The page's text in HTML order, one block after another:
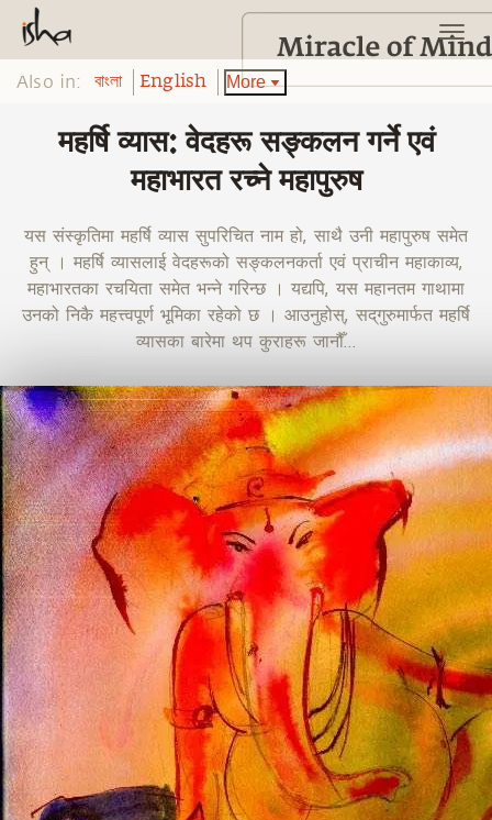
Also in: বাংলা English More
महर्षि व्यास: वेदहरू सङ्कलन गर्ने एवं
महाभारत रच्ने महापुरुष
यस संस्कृतिमा महर्षि व्यास सुपरिचित नाम हो, साथै उनी महापुरुष समेत
हुन् । महर्षि व्यासलाई वेदहरूको सङ्कलनकर्ता एवं प्राचीन महाकाव्य,
महाभारतका रचयिता समेत भन्ने गरिन्छ । यद्यपि, यस महानतम गाथामा
उनको निकै महत्त्वपूर्ण भूमिका रहेको छ । आउनुहोस्, सद्‌गुरुमार्फत महर्षि
व्यासका बारेमा थप कुराहरू जानौँ...